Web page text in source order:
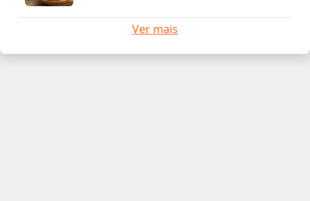
Ver mais